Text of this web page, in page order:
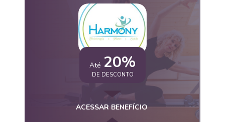
Até 20%
DE DESCONTO
ACESSAR BENEFÍCIO